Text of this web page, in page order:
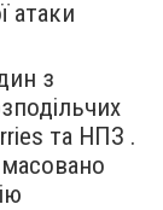
атаки
з
та НПЗ .